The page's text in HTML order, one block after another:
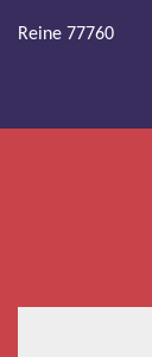
Reine 77760